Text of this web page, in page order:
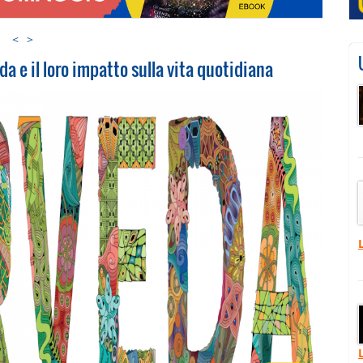
< >
e il loro impatto sulla vita quotidiana